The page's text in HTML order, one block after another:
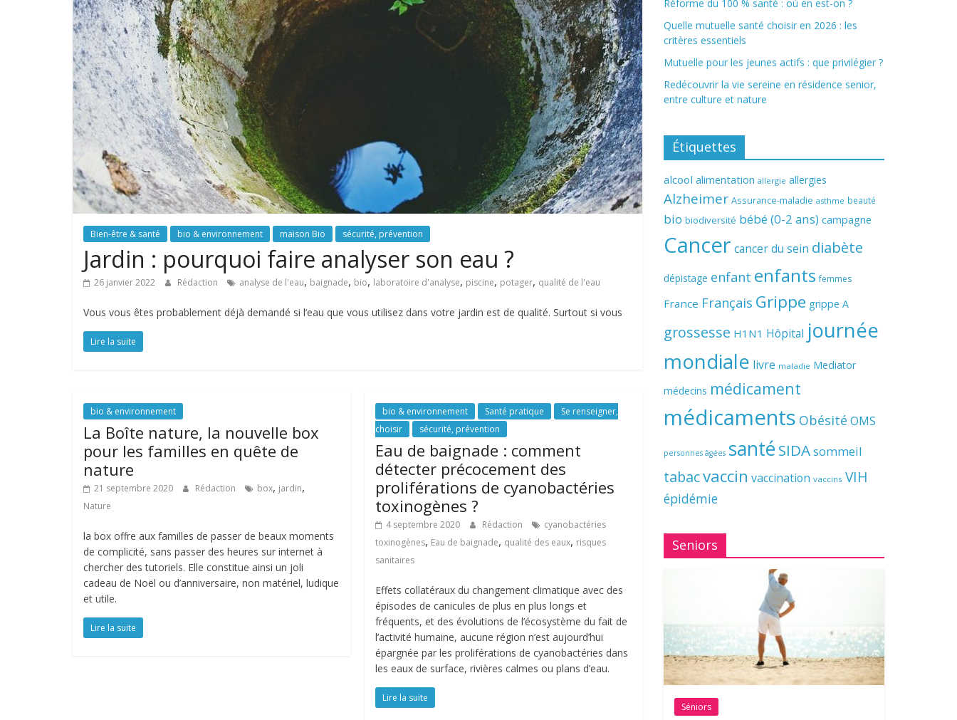
Bien-être & santé bio & environnement maison Bio sécurité, prévention
Jardin : pourquoi faire analyser son eau ?
26 janvier 2022 Rédaction analyse de l'eau, baignade, bio, laboratoire d'analyse, piscine, potager, qualité de l'eau
Vous vous êtes probablement déjà demandé si l’eau que vous utilisez dans votre jardin est de qualité. Surtout si vous
Lire la suite
bio & environnement
La Boîte nature, la nouvelle box
pour les familles en quête de
nature
21 septembre 2020 Rédaction box, jardin,
Nature
la box offre aux familles de passer de beaux moments
de complicité, sans passer des heures sur internet à
chercher des tutoriels. Elle constitue ainsi un joli
cadeau de Noël ou d’anniversaire, non matériel, ludique
et utile.
Lire la suite
bio & environnement Santé pratique
Se renseigner,
choisir
sécurité, prévention
Eau de baignade : comment
détecter précocement des
proliférations de cyanobactéries
toxinogènes ?
4 septembre 2020 Rédaction
cyanobactéries
toxinogènes, Eau de baignade, qualité des eaux, risques
sanitaires
Effets collatéraux du changement climatique avec des
épisodes de canicules de plus en plus longs et
fréquents, et des évolutions de l’écosystème du fait de
l’activité humaine, aucune région n’est aujourd’hui
épargnée par les proliférations de cyanobactéries dans
les eaux de surface, rivières calmes ou plans d’eau.
Lire la suite
Réforme du 100 % santé : où en est-on ?
Quelle mutuelle santé choisir en 2026 : les
critères essentiels
Mutuelle pour les jeunes actifs : que privilégier ?
Redécouvrir la vie sereine en résidence senior,
entre culture et nature
Étiquettes
alcool alimentation allergie allergies
Alzheimer Assurance-maladie asthme beauté
bio biodiversité bébé (0-2 ans) campagne
Cancer cancer du sein diabète
dépistage enfant enfants femmes
France Français Grippe grippe A
grossesse H1N1 Hôpital journée
mondiale livre maladie Mediator
médecins médicament
médicaments Obésité OMS
personnes âgées santé SIDAsommeil
tabacvaccin vaccination vaccins VIH
épidémie
Seniors
Séniors